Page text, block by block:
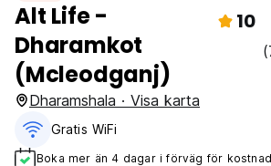
Alt Life -
Dharamkot
(Mcleodganj)
10
Dharamshala · Visa karta
Gratis WiFi
Boka mer än 4 dagar i förväg för